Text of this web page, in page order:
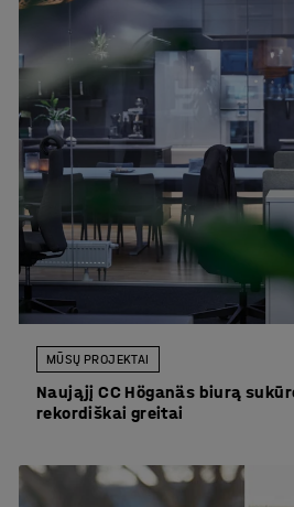
MŪSŲ PROJEKTAI
Naująjį CC Höganäs biurą
rekordiškai greitai